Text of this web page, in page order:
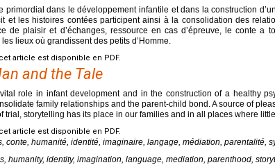
primordial dans le développement infantile et dans la construction
et les histoires contées participent ainsi à la consolidation des
de plaisir et d’échanges, ressource en cas d’épreuve, le conte a
lieux où grandissent des petits d’Homme.
article est disponible en PDF.
and the Tale
role in infant development and in the construction of a healthy
family relationships and the parent-child bond. A source of
trial, storytelling has its place in our families and in all places where
article est disponible en PDF.
conte, humanité, identité, imaginaire, langage, médiation, parentalité,
humanity, identity, imagination, language, mediation, parenthood,